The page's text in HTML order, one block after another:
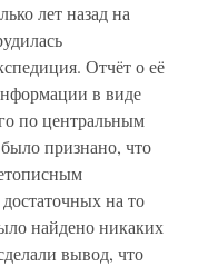
лет назад на
Отчёт о её
в виде
по центральным
признано, что
на то
найдено никаких
вывод, что